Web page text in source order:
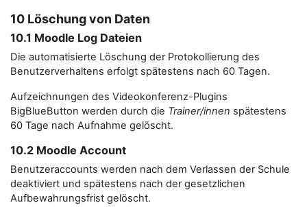
10 Löschung von Daten
10.1 Moodle Log Dateien
Die automatisierte Löschung der Protokollierung des
Benutzerverhaltens erfolgt spätestens nach 60 Tagen.
Aufzeichnungen des Videokonferenz-Plugins
BigBlueButton werden durch die Trainer/innen spätestens
60 Tage nach Aufnahme gelöscht.
10.2 Moodle Account
Benutzeraccounts werden nach dem Verlassen der Schule
deaktiviert und spätestens nach der gesetzlichen
Aufbewahrungsfrist gelöscht.